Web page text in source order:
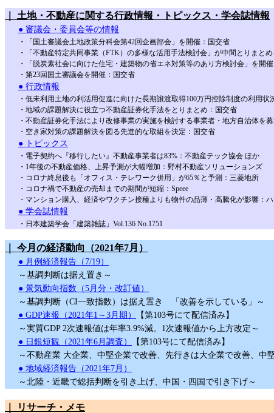
｜ 土地・不動産に関する行政情報・トピックス・学会誌情報
● 審議会・委員会等の情報
・「国土審議会土地政策分科会第42回企画部会」を開催：国交省
・「不動産特定共同事業（FTK）の多様な活用手法検討会」が中間とりまと
・「脱炭素社会に向けた住宅・建築物の省エネ対策等のあり方検討会」を開
・第23回国土審議会を開催：国交省
● 行政情報
・低未利用土地の利活用促進に向けた長期譲渡取得100万円控除制度の利用状
・地域の課題解決に役立つ不動産証券化手法をとりまとめ：国交省
・不動産証券化手法により改修事業の実施を検討する事業者・地方自治体を
・空き家対策の課題解決を図る先進的な取組を決定：国交省
● トピックス
・電子契約へ『移行したい』不動産事業者は83%：不動産テック協会 ほか
・1年後の不動産価格、上昇予測が大幅増加：野村不動産ソリューションズ
・コロナ終息後も「オフィス・テレワーク併用」が65％と予測：三菱地所
・コロナ禍で不動産の売却までの期間が短縮：Speee
・マンション購⼊、経済やワクチン接種よりも物件の品薄・⾼騰化が影響：
● 学会誌情報
・日本建築学会「建築雑誌」Vol.136 No.1751
｜ 今月の経済動向（2021年7月）
● 月例経済報告（7/19）
～基調判断は据え置き～
● 景気動向指数（5月分・改訂値）
～基調判断（CI一致指数）は据え置き 「改善を示している」～
● GDP速報（2021年1～3月期）
【第103号にて配信済み】
～実質GDP 2次速報値は年率3.9%減。1次速報値から上方改定～
● 日銀短観（2021年6月調査）
【第103号にて配信済み】
～不動産業 大企業、中堅企業で改善、先行きは大企業で改善、中
● 地域経済報告（2021年7月）
～北陸・近畿で総括判断を引き上げ、中国・四国で引き下げ～
｜ リサーチ・メモ